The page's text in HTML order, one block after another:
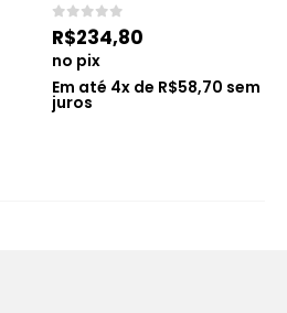
0de 5
R$234,80
no pix
Em até 4x de R$58,70 sem
juros